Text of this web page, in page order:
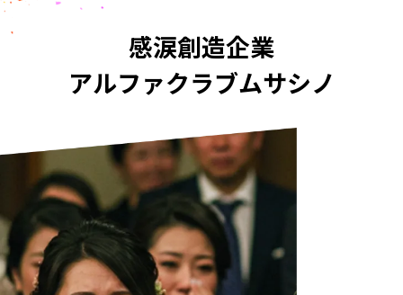
感涙創造企業
アルファクラブムサシノ